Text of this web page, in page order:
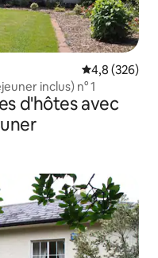
Évaluation
4,8 (326)
inclus) n° 1
d'hôtes avec
appréciés